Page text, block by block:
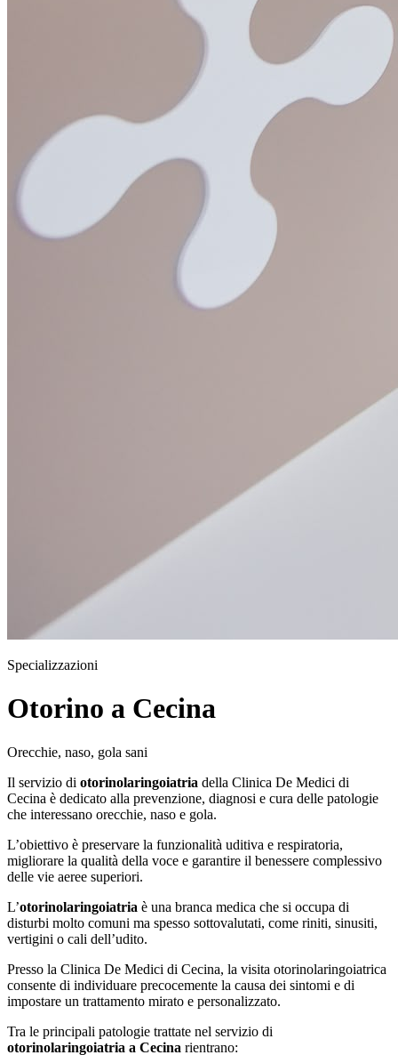
Specializzazioni
Otorino a Cecina
Orecchie, naso, gola sani
Il servizio di otorinolaringoiatria della Clinica De Medici di
Cecina è dedicato alla prevenzione, diagnosi e cura delle patologie
che interessano orecchie, naso e gola.
L’obiettivo è preservare la funzionalità uditiva e respiratoria,
migliorare la qualità della voce e garantire il benessere complessivo
delle vie aeree superiori.
L’otorinolaringoiatria è una branca medica che si occupa di
disturbi molto comuni ma spesso sottovalutati, come riniti, sinusiti,
vertigini o cali dell’udito.
Presso la Clinica De Medici di Cecina, la visita otorinolaringoiatrica
consente di individuare precocemente la causa dei sintomi e di
impostare un trattamento mirato e personalizzato.
Tra le principali patologie trattate nel servizio di
otorinolaringoiatria a Cecina rientrano: